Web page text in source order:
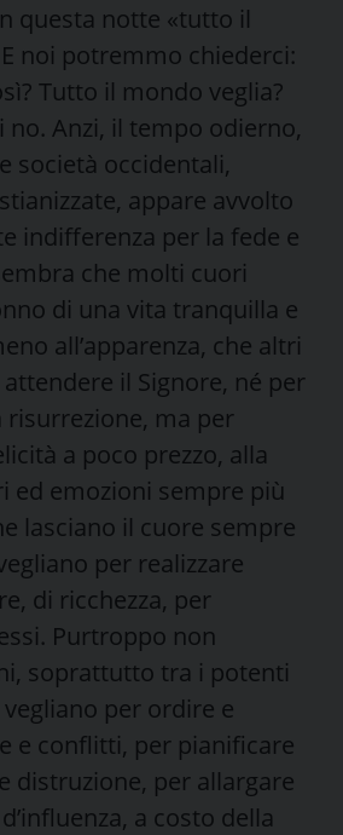
questa notte «tutto il
noi potremmo chiederci:
Tutto il mondo veglia?
no. Anzi, il tempo odierno,
società occidentali,
appare avvolto
indifferenza per la fede e
che molti cuori
di una vita tranquilla e
all’apparenza, che altri
il Signore, né per
risurrezione, ma per
a poco prezzo, alla
ed emozioni sempre più
lasciano il cuore sempre
per realizzare
di ricchezza, per
Purtroppo non
soprattutto tra i potenti
per ordire e
e conflitti, per pianificare
distruzione, per allargare
a costo della